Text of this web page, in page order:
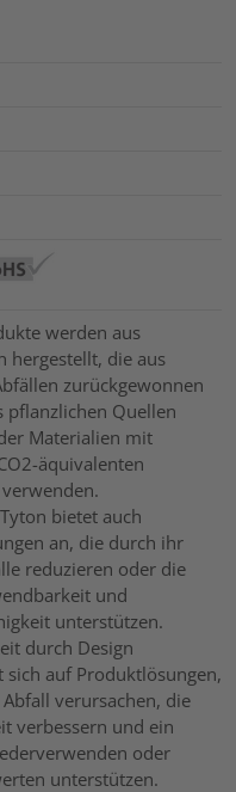
werden aus
hergestellt, die aus
zurückgewonnen
pflanzlichen Quellen
Materialien mit
äquivalenten
bietet auch
an, die durch ihr
reduzieren oder die
und
unterstützen.
durch Design
sich auf Produktlösungen,
verursachen, die
verbessern und ein
oder
unterstützen.